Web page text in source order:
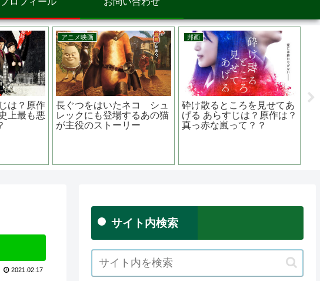
洋画
シンクロニック あらすじ
は？原作は？主演は？ドラ
ッグでタイムトラベル
邦画
さがす あらすじは？監督
は？主演関連作品は？ 佐藤
二朗主演
2021.02.17
サイト内検索